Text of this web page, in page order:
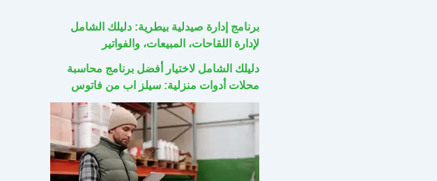
برنامج إدارة صيدلية بيطرية: دليلك الشامل
لإدارة اللقاحات، المبيعات، والفواتير
دليلك الشامل لاختيار أفضل برنامج محاسبة
محلات أدوات منزلية: سيلز اب من فاتوس